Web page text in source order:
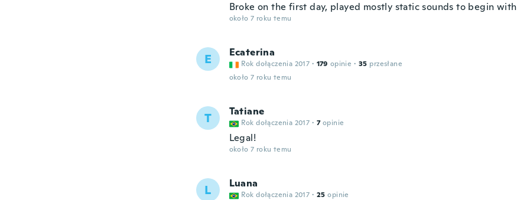
Broke on the first day, played mostly static sounds to begin with
około 7 roku temu
E Ecaterina
Rok dołączenia 2017 · 179 opinie · 35 przesłane
około 7 roku temu
T Tatiane
Rok dołączenia 2017 · 7 opinie
Legal!
około 7 roku temu
L Luana
Rok dołączenia 2017 · 25 opinie